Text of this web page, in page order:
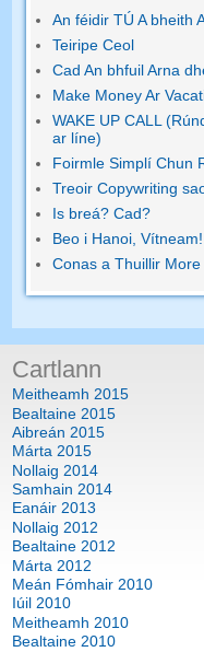
An féidir TÚ A bheith
Teiripe Ceol
Cad An bhfuil Arna
Make Money Ar
WAKE UP CALL
ar líne)
Foirmle Simplí Chun
Treoir Copywriting
Is breá? Cad?
Beo i Hanoi, Vítneam!
Conas a Thuillir
Cartlann
Meitheamh 2015
Bealtaine 2015
Aibreán 2015
Márta 2015
Nollaig 2014
Samhain 2014
Eanáir 2013
Nollaig 2012
Bealtaine 2012
Márta 2012
Meán Fómhair 2010
Iúil 2010
Meitheamh 2010
Bealtaine 2010